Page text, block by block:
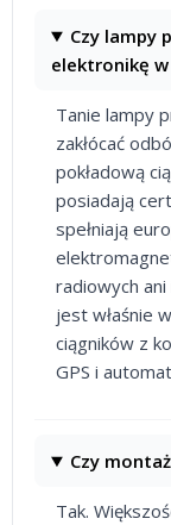
Czy lampy
elektronikę
Tanie lampy
zakłócać
pokładową
posiadają
spełniają
radiowych
jest właśnie
ciągników z
GPS i
Czy
Tak.